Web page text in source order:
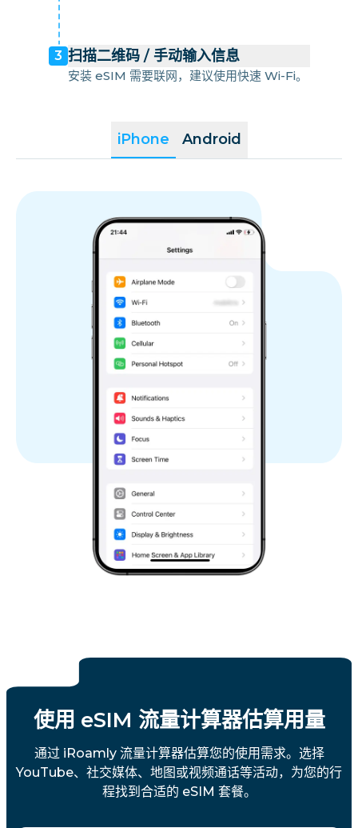
iPhone Android
3 扫描二维码 / 手动输入信息
安装 eSIM 需要联网，建议使用快速 Wi-Fi。
使用 eSIM 流量计算器估算用量
通过 iRoamly 流量计算器估算您的使用需求。选择
YouTube、社交媒体、地图或视频通话等活动，为您的行
程找到合适的 eSIM 套餐。